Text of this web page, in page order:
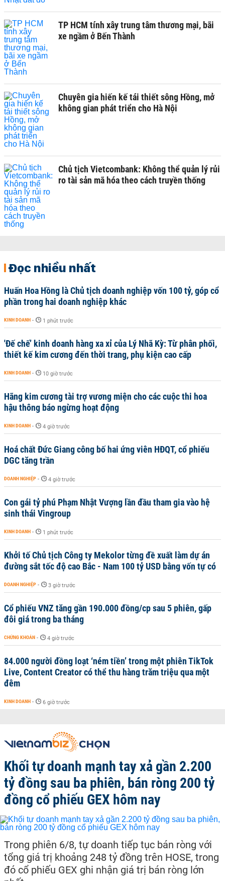
TP HCM tính xây trung tâm thương mại, bãi
xe ngầm ở Bến Thành
Chuyên gia hiến kế tái thiết sông Hồng, mở
không gian phát triển cho Hà Nội
Chủ tịch Vietcombank: Không thể quản lý rủi
ro tài sản mã hóa theo cách truyền thống
Đọc nhiều nhất
Huấn Hoa Hồng là Chủ tịch doanh nghiệp vốn 100 tỷ, góp cổ
phần trong hai doanh nghiệp khác
KINH DOANH - 1 phút trước
'Đế chế’ kinh doanh hàng xa xỉ của Lý Nhã Kỳ: Từ phân phối,
thiết kế kim cương đến thời trang, phụ kiện cao cấp
KINH DOANH - 10 giờ trước
Hãng kim cương tài trợ vương miện cho các cuộc thi hoa
hậu thông báo ngừng hoạt động
KINH DOANH - 4 giờ trước
Hoá chất Đức Giang công bố hai ứng viên HĐQT, cổ phiếu
DGC tăng trần
DOANH NGHIỆP - 4 giờ trước
Con gái tỷ phú Phạm Nhật Vượng lần đầu tham gia vào hệ
sinh thái Vingroup
KINH DOANH - 1 phút trước
Khởi tố Chủ tịch Công ty Mekolor từng đề xuất làm dự án
đường sắt tốc độ cao Bắc - Nam 100 tỷ USD bằng vốn tự có
DOANH NGHIỆP - 3 giờ trước
Cổ phiếu VNZ tăng gần 190.000 đồng/cp sau 5 phiên, gấp
đôi giá trong ba tháng
CHỨNG KHOÁN - 4 giờ trước
84.000 người đồng loạt ‘ném tiền’ trong một phiên TikTok
Live, Content Creator có thể thu hàng trăm triệu qua một
đêm
KINH DOANH - 6 giờ trước
Khối tự doanh mạnh tay xả gần 2.200
tỷ đồng sau ba phiên, bán ròng 200 tỷ
đồng cổ phiếu GEX hôm nay
Trong phiên 6/8, tự doanh tiếp tục bán ròng với
tổng giá trị khoảng 248 tỷ đồng trên HOSE, trong
đó cổ phiếu GEX ghi nhận giá trị bán ròng lớn